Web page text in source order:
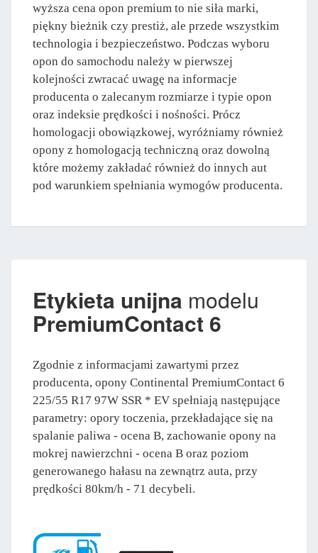
wyższa cena opon premium to nie siła marki,
piękny bieżnik czy prestiż, ale przede wszystkim
technologia i bezpieczeństwo. Podczas wyboru
opon do samochodu należy w pierwszej
kolejności zwracać uwagę na informacje
producenta o zalecanym rozmiarze i typie opon
oraz indeksie prędkości i nośności. Prócz
homologacji obowiązkowej, wyróżniamy również
opony z homologacją techniczną oraz dowolną
które możemy zakładać również do innych aut
pod warunkiem spełniania wymogów producenta.
Etykieta unijna modelu
PremiumContact 6
Zgodnie z informacjami zawartymi przez
producenta, opony Continental PremiumContact 6
225/55 R17 97W SSR * EV spełniają następujące
parametry: opory toczenia, przekładające się na
spalanie paliwa - ocena B, zachowanie opony na
mokrej nawierzchni - ocena B oraz poziom
generowanego hałasu na zewnątrz auta, przy
prędkości 80km/h - 71 decybeli.